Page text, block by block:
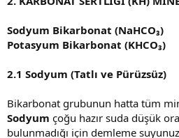
Sodyum Bikarbonat (NaHCO₃)
Potasyum Bikarbonat (KHCO₃)
2.1 Sodyum (Tatlı ve Pürüzsüz)
Bikarbonat grubunun hatta tüm
Sodyum çoğu hazır suda düşük
bulunmadığı için demleme